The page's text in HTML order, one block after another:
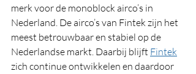
merk voor de monoblock airco’s in
Nederland. De airco’s van Fintek zijn het
meest betrouwbaar en stabiel op de
Nederlandse markt. Daarbij blijft Fintek
zich continue ontwikkelen en daardoor